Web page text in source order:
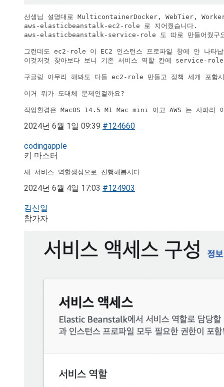
선생님 설명대로 MulticontainerDocker, WebTier,
aws-elasticbeanstalk-ec2-role 로 지어줬습니다.
aws-elasticbeanstalk-service-role 도 따로 만들어줬
그런데도 ec2-role 이 EC2 인스턴스 프로파일 창에 안 나타
이것저것 찾아보다 보니 기존 서비스 역할 칸에 service-
구글링 아무리 해봐도 다들 ec2-role 만들고 정책 세개 포함
이거 뭐가 도대체 문제인걸까요?
작업환경은 MacOS 14.5 M1 Mac mini 이고 AWS 는 사파리
2024년 6월 1일 09:39 #124660
codingapple
키 마스터
새 서비스 역할생성으로 진행해봅시다
2024년 6월 4일 17:03 #124903
김신일
참가자